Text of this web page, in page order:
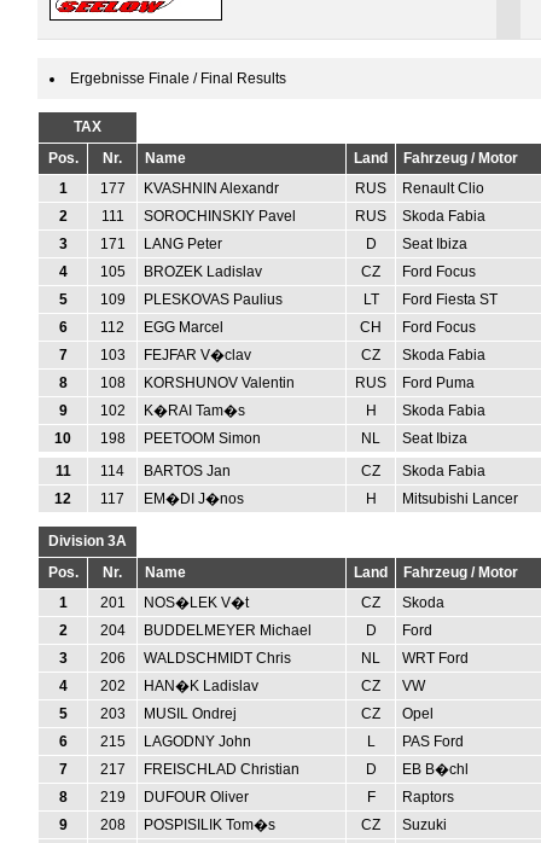
Ergebnisse Finale / Final Results
TAX
Pos.
Nr. Name Land
Fahrzeug / Motor
1
177 KVASHNIN Alexandr RUS
Renault Clio
2
111 SOROCHINSKIY Pavel RUS
Skoda Fabia
3
171 LANG Peter D
Seat Ibiza
4
105 BROZEK Ladislav CZ
Ford Focus
5
109 PLESKOVAS Paulius LT
Ford Fiesta ST
6
112 EGG Marcel CH
Ford Focus
7
103 FEJFAR V�clav CZ
Skoda Fabia
8
108 KORSHUNOV Valentin RUS
Ford Puma
9
102 K�RAI Tam�s H
Skoda Fabia
10
198 PEETOOM Simon NL
Seat Ibiza
11
114 BARTOS Jan CZ
Skoda Fabia
12
117 EM�DI J�nos H Mitsubishi Lancer
Division 3A
Pos.
Nr. Name Land
Fahrzeug / Motor
1
201 NOS�LEK V�t CZ
Skoda
2
204 BUDDELMEYER Michael D
Ford
3
206 WALDSCHMIDT Chris NL
WRT Ford
4
202 HAN�K Ladislav CZ
VW
5
203 MUSIL Ondrej CZ
Opel
6
215 LAGODNY John L
PAS Ford
7
217 FREISCHLAD Christian D
EB B�chl
8
219 DUFOUR Oliver F
Raptors
9
208 POSPISILIK Tom�s CZ
Suzuki